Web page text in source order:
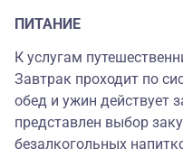
ПИТАНИЕ
К услугам
Завтрак проходит по
обед и ужин действует
представлен выбор
безалкогольных